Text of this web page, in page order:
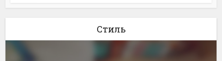
Стиль